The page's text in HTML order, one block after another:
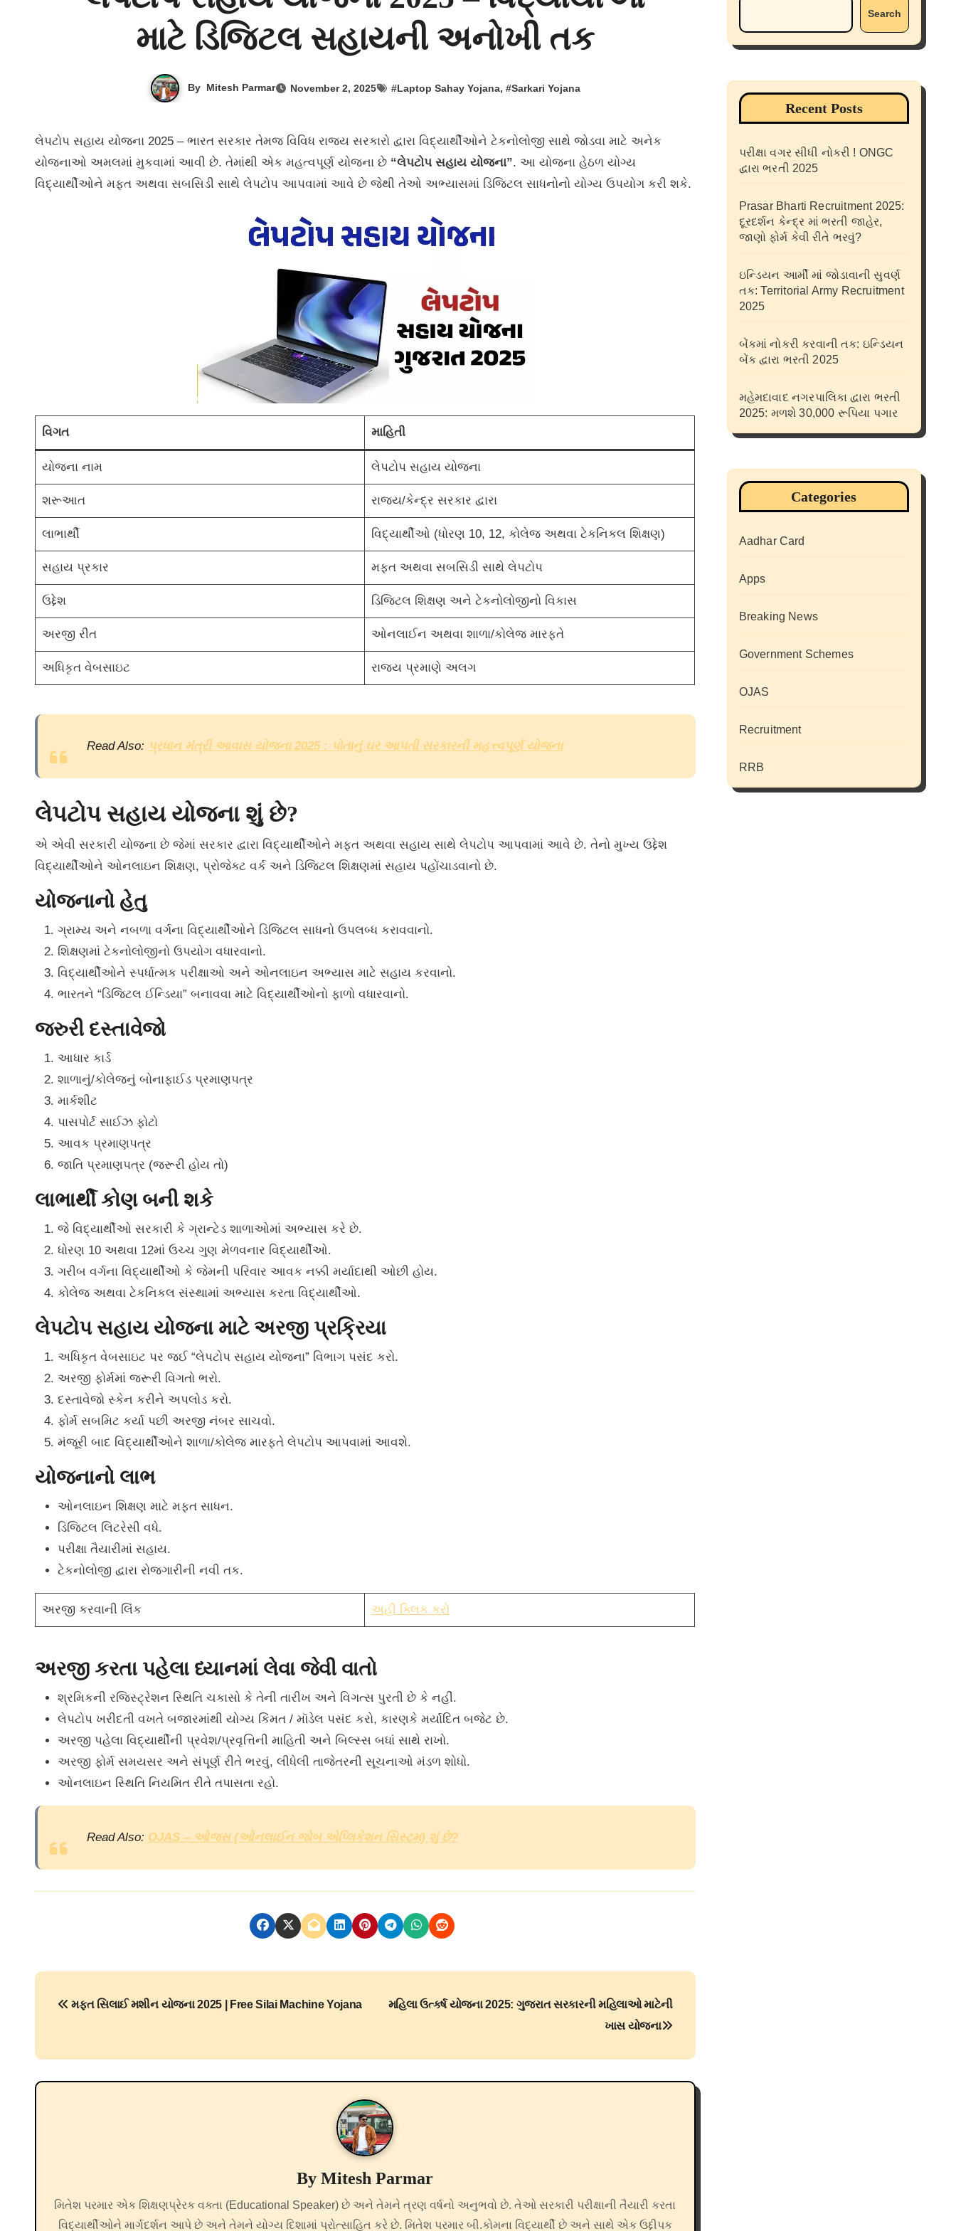
માટે ડિજિટલ સહાયની અનોખી તક
By Mitesh Parmar November 2, 2025 #Laptop Sahay Yojana, #Sarkari Yojana
લેપટોપ સહાય યોજના 2025 – ભારત સરકાર તેમજ વિવિધ રાજ્ય સરકારો દ્વારા વિદ્યાર્થીઓને ટેકનોલોજી સાથે જોડવા માટે અનેક
યોજનાઓ અમલમાં મુકવામાં આવી છે. તેમાંથી એક મહત્વપૂર્ણ યોજના છે “લેપટોપ સહાય યોજના”. આ યોજના હેઠળ યોગ્ય
વિદ્યાર્થીઓને મફત અથવા સબસિડી સાથે લેપટોપ આપવામાં આવે છે જેથી તેઓ અભ્યાસમાં ડિજિટલ સાધનોનો યોગ્ય ઉપયોગ કરી શકે.
વિગત માહિતી
યોજના નામ લેપટોપ સહાય યોજના
શરૂઆત રાજ્ય/કેન્દ્ર સરકાર દ્વારા
લાભાર્થી વિદ્યાર્થીઓ (ધોરણ 10, 12, કોલેજ અથવા ટેકનિકલ શિક્ષણ)
સહાય પ્રકાર મફત અથવા સબસિડી સાથે લેપટોપ
ઉદ્દેશ ડિજિટલ શિક્ષણ અને ટેકનોલોજીનો વિકાસ
અરજી રીત ઓનલાઈન અથવા શાળા/કોલેજ મારફતે
અધિકૃત વેબસાઇટ રાજ્ય પ્રમાણે અલગ
Read Also: પ્રધાન મંત્રી આવાસ યોજના 2025 : પોતાનું ઘર આપતી સરકારની મહત્ત્વપૂર્ણ યોજના
લેપટોપ સહાય યોજના શું છે?
એ એવી સરકારી યોજના છે જેમાં સરકાર દ્વારા વિદ્યાર્થીઓને મફત અથવા સહાય સાથે લેપટોપ આપવામાં આવે છે. તેનો મુખ્ય ઉદ્દેશ
વિદ્યાર્થીઓને ઓનલાઇન શિક્ષણ, પ્રોજેક્ટ વર્ક અને ડિજિટલ શિક્ષણમાં સહાય પહોંચાડવાનો છે.
યોજનાનો હેતુ
ગ્રામ્ય અને નબળા વર્ગના વિદ્યાર્થીઓને ડિજિટલ સાધનો ઉપલબ્ધ કરાવવાનો.
શિક્ષણમાં ટેકનોલોજીનો ઉપયોગ વધારવાનો.
વિદ્યાર્થીઓને સ્પર્ધાત્મક પરીક્ષાઓ અને ઓનલાઇન અભ્યાસ માટે સહાય કરવાનો.
ભારતને “ડિજિટલ ઈન્ડિયા” બનાવવા માટે વિદ્યાર્થીઓનો ફાળો વધારવાનો.
જરુરી દસ્તાવેજો
આધાર કાર્ડ
શાળાનું/કોલેજનું બોનાફાઈડ પ્રમાણપત્ર
માર્કશીટ
પાસપોર્ટ સાઈઝ ફોટો
આવક પ્રમાણપત્ર
જાતિ પ્રમાણપત્ર (જરૂરી હોય તો)
લાભાર્થી કોણ બની શકે
જે વિદ્યાર્થીઓ સરકારી કે ગ્રાન્ટેડ શાળાઓમાં અભ્યાસ કરે છે.
ધોરણ 10 અથવા 12માં ઉચ્ચ ગુણ મેળવનાર વિદ્યાર્થીઓ.
ગરીબ વર્ગના વિદ્યાર્થીઓ કે જેમની પરિવાર આવક નક્કી મર્યાદાથી ઓછી હોય.
કોલેજ અથવા ટેકનિકલ સંસ્થામાં અભ્યાસ કરતા વિદ્યાર્થીઓ.
લેપટોપ સહાય યોજના માટે અરજી પ્રક્રિયા
અધિકૃત વેબસાઇટ પર જઈ “લેપટોપ સહાય યોજના” વિભાગ પસંદ કરો.
અરજી ફોર્મમાં જરૂરી વિગતો ભરો.
દસ્તાવેજો સ્કેન કરીને અપલોડ કરો.
ફોર્મ સબમિટ કર્યા પછી અરજી નંબર સાચવો.
મંજૂરી બાદ વિદ્યાર્થીઓને શાળા/કોલેજ મારફતે લેપટોપ આપવામાં આવશે.
યોજનાનો લાભ
ઓનલાઇન શિક્ષણ માટે મફત સાધન.
ડિજિટલ લિટરેસી વધે.
પરીક્ષા તૈયારીમાં સહાય.
ટેકનોલોજી દ્વારા રોજગારીની નવી તક.
અરજી કરવાની લિંક અહી ક્લિક કરો
અરજી કરતા પહેલા ધ્યાનમાં લેવા જેવી વાતો
શ્રમિકની રજિસ્ટ્રેશન સ્થિતિ ચકાસો કે તેની તારીખ અને વિગત્સ પુરતી છે કે નહીં.
લેપટોપ ખરીદતી વખતે બજારમાંથી યોગ્ય કિંમત / મૉડેલ પસંદ કરો, કારણકે મર્યાદિત બજેટ છે.
અરજી પહેલા વિદ્યાર્થીની પ્રવેશ/પ્રવૃત્તિની માહિતી અને બિલ્સ્સ બધાં સાથે રાખો.
અરજી ફોર્મ સમયસર અને સંપૂર્ણ રીતે ભરવું, લીધેલી તાજેતરની સૂચનાઓ મંડળ શોધો.
ઓનલાઇન સ્થિતિ નિયમિત રીતે તપાસતા રહો.
Read Also: OJAS – ઓજસ (ઓનલાઈન જોબ એપ્લિકેશન સિસ્ટમ) શું છે?
P
મફત સિલાઈ મશીન યોજના 2025 | Free Silai Machine Yojana
મહિલા ઉત્કર્ષ યોજના 2025: ગુજરાત સરકારની મહિલાઓ માટેની
ખાસ યોજના
ByMitesh Parmar
મિતેશ પરમાર એક શિક્ષણપ્રેરક વક્તા (Educational Speaker) છે અને તેમને ત્રણ વર્ષનો અનુભવો છે. તેઓ સરકારી પરીક્ષાની તૈયારી કરતા
વિદ્યાર્થીઓને માર્ગદર્શન આપે છે અને તેમને યોગ્ય દિશામાં પ્રોત્સાહિત કરે છે. મિતેશ પરમાર બી.કોમના વિદ્યાર્થી છે અને સાથે એક ઉદ્દીપક
Search
Recent Posts
પરીક્ષા વગર સીધી નોકરી ! ONGC
દ્વારા ભરતી 2025
Prasar Bharti Recruitment 2025:
દૂરદર્શન કેન્દ્ર માં ભરતી જાહેર,
જાણો ફોર્મ કેવી રીતે ભરવું?
ઇન્ડિયન આર્મી માં જોડાવાની સુવર્ણ
તક: Territorial Army Recruitment
2025
બેંકમાં નોકરી કરવાની તક: ઇન્ડિયન
બેંક દ્વારા ભરતી 2025
મહેમદાવાદ નગરપાલિકા દ્વારા ભરતી
2025: મળશે 30,000 રૂપિયા પગાર
Categories
Aadhar Card
Apps
Breaking News
Government Schemes
OJAS
Recruitment
RRB